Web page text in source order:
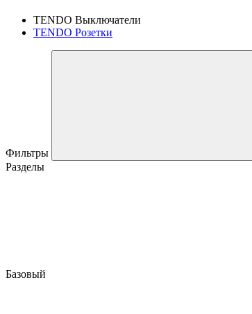
TENDO Выключатели
TENDO Розетки
Фильтры
Разделы
Базовый